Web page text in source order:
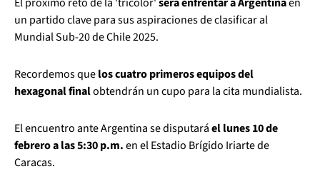
un partido clave para sus aspiraciones de clasificar al
Mundial Sub-20 de Chile 2025.
Recordemos quelos cuatro primeros equipos del
hexagonal finalobtendrán un cupo para la cita mundialista.
El encuentro ante Argentina se disputaráel lunes 10 de
febrero a las 5:30 p.m.en el Estadio Brígido Iriarte de
Caracas.